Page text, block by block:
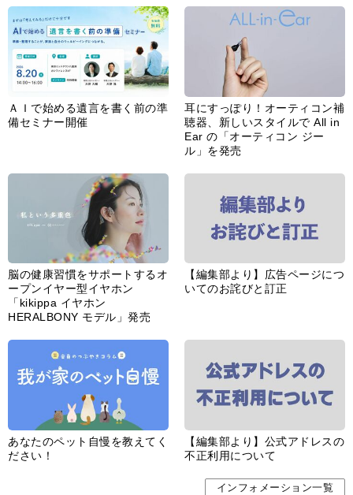
ＡＩで始める遺言を書く前の準
備セミナー開催
耳にすっぽり！オーティコン補
聴器、新しいスタイルで All in
Ear の「オーティコン ジー
ル」を発売
脳の健康習慣をサポートするオ
ープンイヤー型イヤホン
「kikippa イヤホン
HERALBONY モデル」発売
【編集部より】広告ページにつ
いてのお詫びと訂正
あなたのペット自慢を教えてく
ださい！
【編集部より】公式アドレスの
不正利用について
インフォメーション一覧